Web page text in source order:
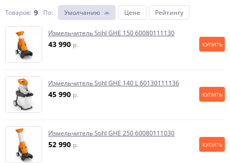
Товаров: 9 По: Умолчанию Цене Рейтингу
Измельчитель Stihl GHE 150 60080111130
43 990 p. КУПИТЬ
Измельчитель Stihl GHE 140 L 60130111136
45 990 p. КУПИТЬ
Измельчитель Stihl GHE 250 60080111030
52 990 p. КУПИТЬ